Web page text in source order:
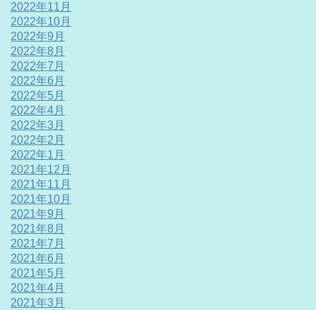
2022年11月
2022年10月
2022年9月
2022年8月
2022年7月
2022年6月
2022年5月
2022年4月
2022年3月
2022年2月
2022年1月
2021年12月
2021年11月
2021年10月
2021年9月
2021年8月
2021年7月
2021年6月
2021年5月
2021年4月
2021年3月